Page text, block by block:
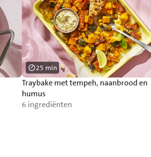
Traybake met tempeh, naanbrood en
humus
6 ingrediënten
25 min